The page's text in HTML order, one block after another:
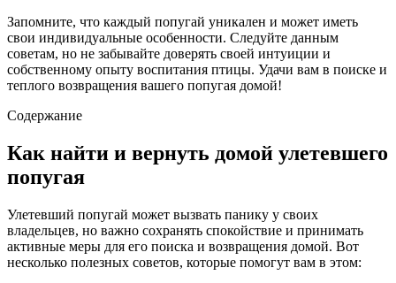
Запомните, что каждый попугай уникален и может иметь
свои индивидуальные особенности. Следуйте данным
советам, но не забывайте доверять своей интуиции и
собственному опыту воспитания птицы. Удачи вам в поиске и
теплого возвращения вашего попугая домой!
Содержание
Как найти и вернуть домой улетевшего
попугая
Улетевший попугай может вызвать панику у своих
владельцев, но важно сохранять спокойствие и принимать
активные меры для его поиска и возвращения домой. Вот
несколько полезных советов, которые помогут вам в этом: